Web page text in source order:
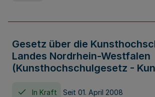
Gesetz über die
Landes Nordrhein-Westfalen
(Kunsthochschulgesetz -
In Kraft Seit 01. April 2008